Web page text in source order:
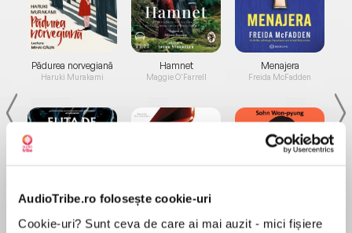
AudioTribe.ro folosește cookie-uri
Cookie-uri? Sunt ceva de care ai mai auzit - mici fișiere
Pădurea norvegiană
Haruki Murakami
de...
Dani Francis
Hamnet
Maggie O'Farrell
Diavolul se îmbracă de
la...
Lauren Weisberger
Menajera
Freida McFadden
Sohn Won-pyung